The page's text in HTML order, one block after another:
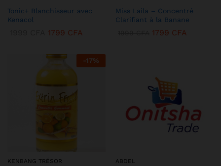
Tonic+ Blanchisseur avec
Kenacol
1799 CFA
Miss Laila – Concentré
Clarifiant à la Banane
1799 CFA
-17%
KENBANG TRÉSOR ABDEL